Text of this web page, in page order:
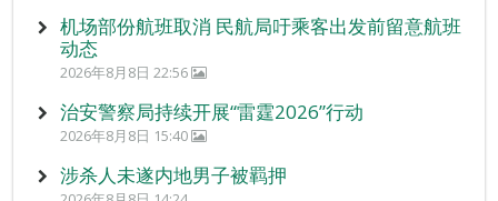
机场部份航班取消 民航局吁乘客出发前留意航班
动态
2026年8月8日 22:56
治安警察局持续开展“雷霆2026”行动
2026年8月8日 15:40
涉杀人未遂内地男子被羁押